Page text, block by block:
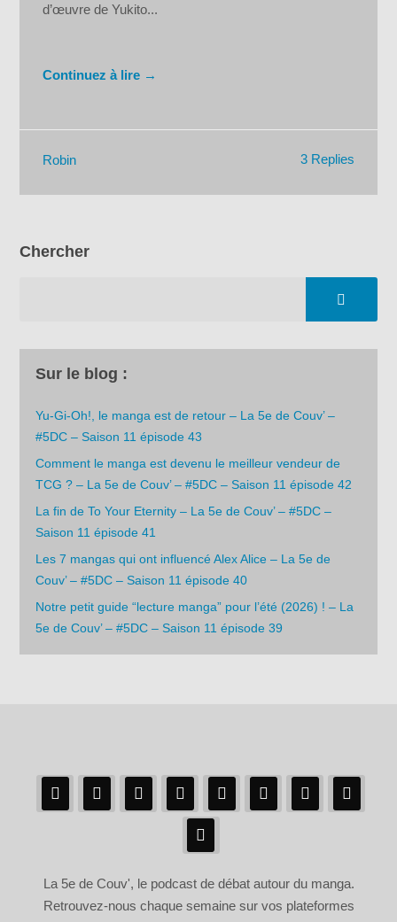
d’œuvre de Yukito...
Continuez à lire →
3 Replies
Robin
Chercher
Sur le blog :
Yu-Gi-Oh!, le manga est de retour – La 5e de Couv’ –
#5DC – Saison 11 épisode 43
Comment le manga est devenu le meilleur vendeur de
TCG ? – La 5e de Couv’ – #5DC – Saison 11 épisode 42
La fin de To Your Eternity – La 5e de Couv’ – #5DC –
Saison 11 épisode 41
Les 7 mangas qui ont influencé Alex Alice – La 5e de
Couv’ – #5DC – Saison 11 épisode 40
Notre petit guide “lecture manga” pour l’été (2026) ! – La
5e de Couv’ – #5DC – Saison 11 épisode 39
La 5e de Couv', le podcast de débat autour du manga.
Retrouvez-nous chaque semaine sur vos plateformes